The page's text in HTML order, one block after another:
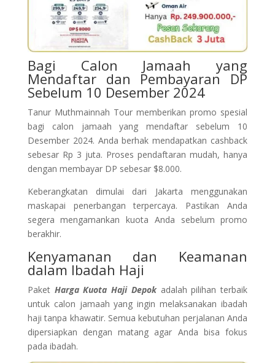
Bagi Calon Jamaah yang
Mendaftar dan Pembayaran DP
Sebelum 10 Desember 2024
Tanur Muthmainnah Tour memberikan promo spesial
bagi calon jamaah yang mendaftar sebelum 10
Desember 2024. Anda berhak mendapatkan cashback
sebesar Rp 3 juta. Proses pendaftaran mudah, hanya
dengan membayar DP sebesar $8.000.
Keberangkatan dimulai dari Jakarta menggunakan
maskapai penerbangan terpercaya. Pastikan Anda
segera mengamankan kuota Anda sebelum promo
berakhir.
Kenyamanan dan Keamanan
dalam Ibadah Haji
Paket Harga Kuota Haji Depokadalah pilihan terbaik
untuk calon jamaah yang ingin melaksanakan ibadah
haji tanpa khawatir. Semua kebutuhan perjalanan Anda
dipersiapkan dengan matang agar Anda bisa fokus
pada ibadah.